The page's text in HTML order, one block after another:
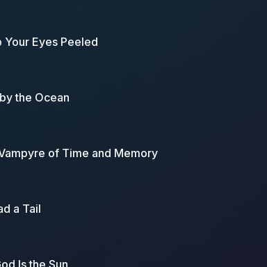
Your Eyes Peeled
the Ocean
of Time and Memory
a Tail
Is the Sun